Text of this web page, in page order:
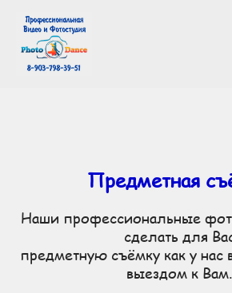
Предметная
Наши профессиональные
сделать для
предметную съёмку как у нас
выездом к Вам.